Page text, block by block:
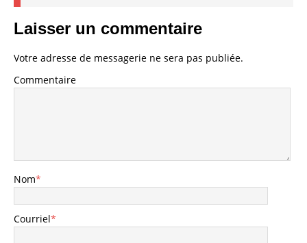
Laisser un commentaire
Votre adresse de messagerie ne sera pas publiée.
Commentaire
Nom*
Courriel*